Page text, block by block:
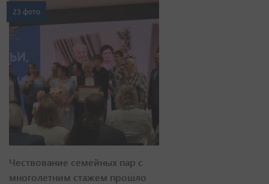
23 фото
Чествование семейных пар с
многолетним стажем прошло